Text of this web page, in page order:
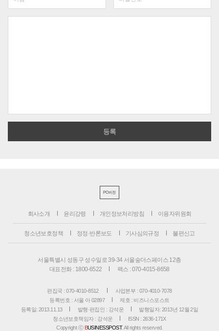
PC버전
회사소개 윤리강령 개인정보처리방침 이용자위원회
청소년보호정책 정정·반론보도 기사심의규정 불편신고
서울특별시 성동구 성수일로 39-34 서울숲더스페이스 12층
대표전화 : 1800-6522
팩스 : 070-4015-8658
편집국 : 070-4010-8512
사업본부 : 070-4010-7078
등록번호 : 서울 아 02897
제호 : 비즈니스포스트
등록일: 2013.11.13
발행·편집인 : 강석운
발행일자: 2013년 12월 2일
청소년보호책임자 : 강석운
ISSN : 2636-171X
Copyright ⓒ BUSINESSPOST. All rights reserved.